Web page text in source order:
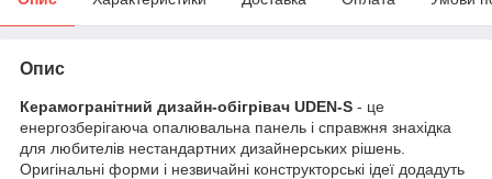
Опис
Керамогранітний дизайн-обігрівач UDEN-S - це
енергозберігаюча опалювальна панель і справжня знахідка
для любителів нестандартних дизайнерських рішень.
Оригінальні форми і незвичайні конструкторські ідеї додадуть